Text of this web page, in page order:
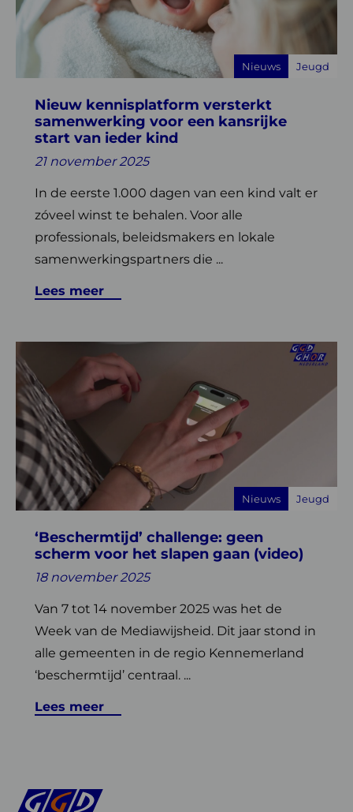
Nieuw kennisplatform versterkt
samenwerking voor een kansrijke
start van ieder kind
21 november 2025
In de eerste 1.000 dagen van een kind valt er
zóveel winst te behalen. Voor alle
professionals, beleidsmakers en lokale
samenwerkingspartners die ...
Lees meer
Nieuws Jeugd
versterkt
samenwerking
voor
start
van
ieder
kind
‘Beschermtijd’ challenge: geen
scherm voor het slapen gaan (video)
18 november 2025
Van 7 tot 14 november 2025 was het de
Week van de Mediawijsheid. Dit jaar stond in
alle gemeenten in de regio Kennemerland
‘beschermtijd’ centraal. ...
Lees meer
Nieuws Jeugd
meer
over
‘Beschermtijd’
challenge:
geen
scherm
voor
het
gaan
(video)